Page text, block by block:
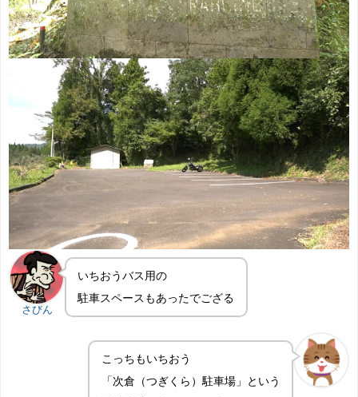
さびん
いちおうバス用の
駐車スペースもあったでござる
こっちもいちおう
「次倉（つぎくら）駐車場」という